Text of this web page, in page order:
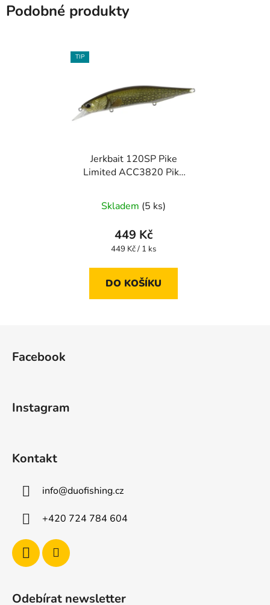
Podobné produkty
TIP
Jerkbait 120SP Pike
Limited ACC3820 Pike
Skladem (5 ks)
449 Kč
Měrná
449 Kč / 1 ks
DO KOŠÍKU
Facebook
Instagram
Kontakt
info@duofishing.cz
+420 724 784 604
Odebírat newsletter